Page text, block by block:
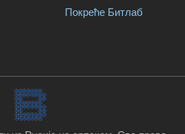
Покреће Битлаб